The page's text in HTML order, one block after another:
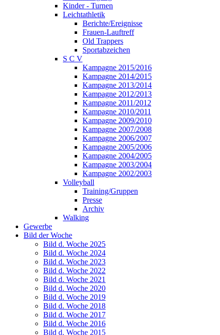
Kinder - Turnen
Leichtathletik
Berichte/Ereignisse
Frauen-Lauftreff
Old Trappers
Sportabzeichen
S C V
Kampagne 2015/2016
Kampagne 2014/2015
Kampagne 2013/2014
Kampagne 2012/2013
Kampagne 2011/2012
Kampagne 2010/2011
Kampagne 2009/2010
Kampagne 2007/2008
Kampagne 2006/2007
Kampagne 2005/2006
Kampagne 2004/2005
Kampagne 2003/2004
Kampagne 2002/2003
Volleyball
Training/Gruppen
Presse
Archiv
Walking
Gewerbe
Bild der Woche
Bild d. Woche 2025
Bild d. Woche 2024
Bild d. Woche 2023
Bild d. Woche 2022
Bild d. Woche 2021
Bild d. Woche 2020
Bild d. Woche 2019
Bild d. Woche 2018
Bild d. Woche 2017
Bild d. Woche 2016
Bild d. Woche 2015